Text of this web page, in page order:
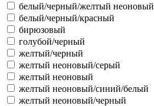
белый/черный/желтый неоновый
белый/черный/красный
бирюзовый
голубой/черный
желтый/черный
желтый неоновый/серый
желтый неоновый
желтый неоновый/синий/белый
желтый неоновый/черный